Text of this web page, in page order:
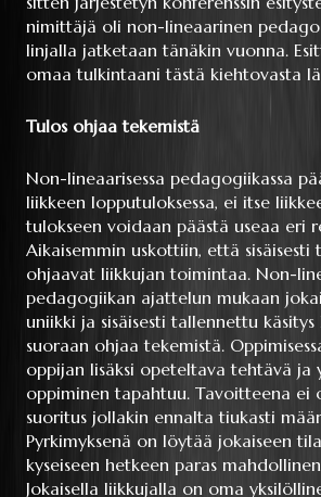
nimittäjä oli non-lineaarinen
linjalla jatketaan tänäkin vuonna.
omaa tulkintaani tästä kiehtovasta
Tulos ohjaa tekemistä
Non-lineaarisessa pedagogiikassa
liikkeen lopputuloksessa, ei itse
tulokseen voidaan päästä useaa eri
Aikaisemmin uskottiin, että
ohjaavat liikkujan toimintaa. Non-
pedagogiikan ajattelun mukaan
uniikki ja sisäisesti tallennettu käsitys
suoraan ohjaa tekemistä.
oppijan lisäksi opeteltava tehtävä ja
oppiminen tapahtuu. Tavoitteena ei
suoritus jollakin ennalta tiukasti
Pyrkimyksenä on löytää jokaiseen
kyseiseen hetkeen paras
Jokaisella liikkujalla on oma